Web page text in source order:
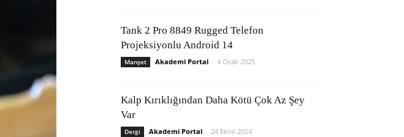
Tank 2 Pro 8849 Rugged Telefon
Projeksiyonlu Android 14
Manşet Akademi Portal - 4 Ocak 2025
Kalp Kırıklığından Daha Kötü Çok Az Şey
Var
Dergi Akademi Portal - 24 Ekim 2024